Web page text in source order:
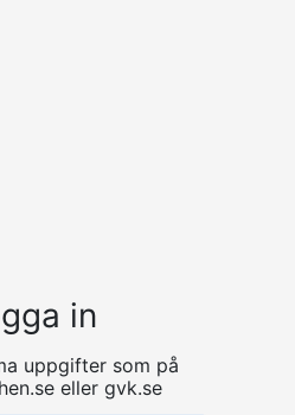
in
uppgifter som på
eller gvk.se